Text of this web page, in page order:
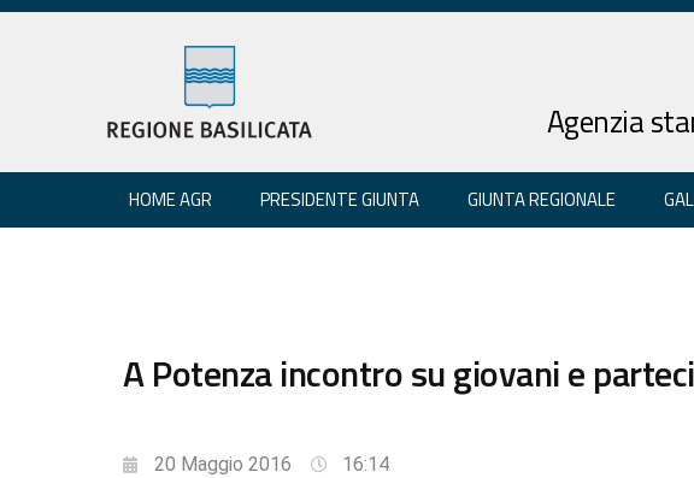
Agenzia
HOME AGR PRESIDENTE GIUNTA GIUNTA REGIONALE
A Potenza incontro su giovani e
20 Maggio 2016 16:14